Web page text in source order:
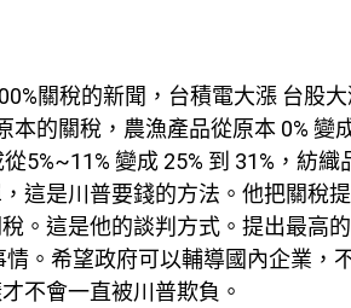
關稅的新聞，台積電大漲 台股
本的關稅，農漁產品從原本 0% 變
5%~11% 變成 25% 到 31%，紡
這是川普要錢的方法。他把關稅
。這是他的談判方式。提出最高
。希望政府可以輔導國內企業，
不會一直被川普欺負。